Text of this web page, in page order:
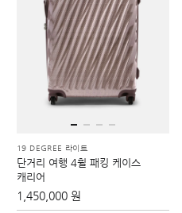
19 DEGREE 라이트
단거리 여행 4휠 패킹 케이스
캐리어
1,450,000 원